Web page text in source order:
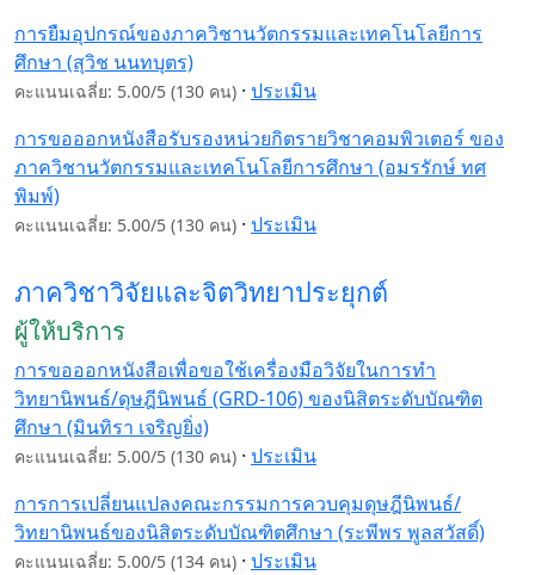
การยืมอุปกรณ์ของภาควิชานวัตกรรมและเทคโนโลยีการ
ศึกษา (สุวิช นนทบุตร)
คะแนนเฉลี่ย: 5.00/5 (130 คน) · ประเมิน
การขอออกหนังสือรับรองหน่วยกิตรายวิชาคอมพิวเตอร์ ของ
ภาควิชานวัตกรรมและเทคโนโลยีการศึกษา (อมรรักษ์ ทศ
พิมพ์)
คะแนนเฉลี่ย: 5.00/5 (130 คน) · ประเมิน
ภาควิชาวิจัยและจิตวิทยาประยุกต์
ผู้ให้บริการ
การขอออกหนังสือเพื่อขอใช้เครื่องมือวิจัยในการทำ
วิทยานิพนธ์/ดุษฎีนิพนธ์ (GRD-106) ของนิสิตระดับบัณฑิต
ศึกษา (มินทิรา เจริญยิ่ง)
คะแนนเฉลี่ย: 5.00/5 (130 คน) · ประเมิน
การการเปลี่ยนแปลงคณะกรรมการควบคุมดุษฎีนิพนธ์/
วิทยานิพนธ์ของนิสิตระดับบัณฑิตศึกษา (ระพีพร พูลสวัสดิ์)
คะแนนเฉลี่ย: 5.00/5 (134 คน) · ประเมิน